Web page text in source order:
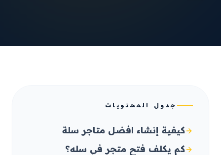
جدول المحتويات
كيفية إنشاء افضل متاجر سلة
كم يكلف فتح متجر في سله؟